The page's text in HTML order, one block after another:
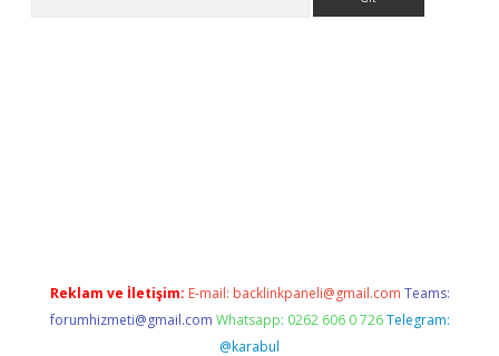
Reklam ve İletişim: E-mail: backlinkpaneli@gmail.com Teams:
forumhizmeti@gmail.com Whatsapp: 0262 606 0 726 Telegram:
@karabul